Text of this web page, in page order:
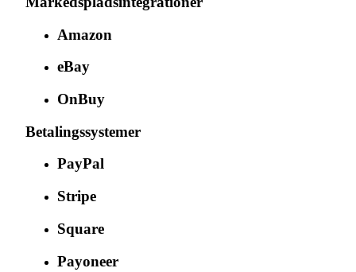
Amazon
eBay
OnBuy
Betalingssystemer
PayPal
Stripe
Square
Payoneer